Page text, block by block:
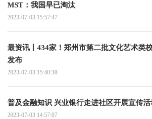
MST：我国早已淘汰
2023-07-03 15:57:47
最资讯丨434家！郑州市第二批文化艺术类
发布
2023-07-03 15:40:38
普及金融知识 兴业银行走进社区开展宣传
2023-07-03 14:57:07